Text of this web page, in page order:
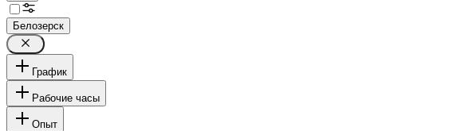
Белозерск
График
Рабочие часы
Опыт